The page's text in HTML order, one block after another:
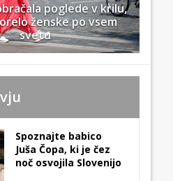
poglede v krilu,
ženske po vsem
svetu
Spoznajte babico
Juša Čopa, ki je čez
noč osvojila Slovenijo